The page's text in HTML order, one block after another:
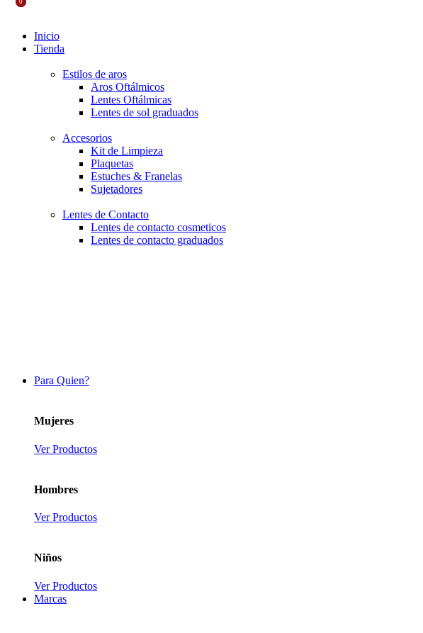
Inicio
Tienda
Estilos de aros
Aros Oftálmicos
Lentes Oftálmicas
Lentes de sol graduados
Accesorios
Kit de Limpieza
Plaquetas
Estuches & Franelas
Sujetadores
Lentes de Contacto
Lentes de contacto cosmeticos
Lentes de contacto graduados
Para Quien?
Mujeres
Ver Productos
Hombres
Ver Productos
Niños
Ver Productos
Marcas
0
0
0